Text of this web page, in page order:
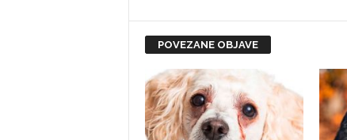
POVEZANE OBJAVE